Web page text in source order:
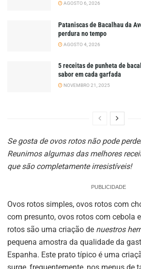
AGOSTO 6, 2026
Pataniscas de Bacalhau da
perdura no tempo
AGOSTO 4, 2026
5 receitas de punheta de
sabor em cada garfada
NOVEMBRO 21, 2025
Se gosta de ovos rotos não pode
Reunimos algumas das melhores
que são completamente irresistíveis!
PUBLICIDADE
Ovos rotos simples, ovos rotos com
com presunto, ovos rotos com cebola
rotos são uma criação de nuestros
pequena amostra da qualidade da
Espanha. Este prato típico é uma